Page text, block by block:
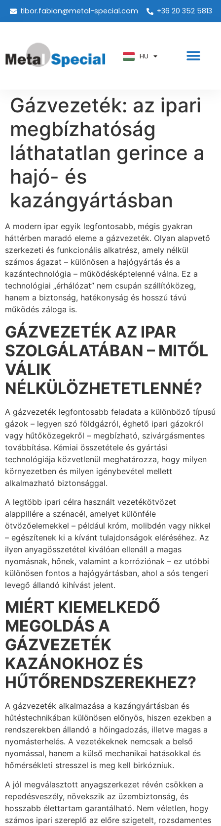
tibor.fabian@metal-special.com +36 20 352 5813
HU
PT
AR
Gázvezeték: az ipari
megbízhatóság
láthatatlan gerince a
hajó- és
kazángyártásban
A modern ipar egyik legfontosabb, mégis gyakran
háttérben maradó eleme a gázvezeték. Olyan alapvető
szerkezeti és funkcionális alkatrész, amely nélkül
számos ágazat – különösen a hajógyártás és a
kazántechnológia – működésképtelenné válna. Ez a
technológiai „érhálózat” nem csupán szállítóközeg,
hanem a biztonság, hatékonyság és hosszú távú
működés záloga is.
GÁZVEZETÉK AZ IPAR
SZOLGÁLATÁBAN – MITŐL
VÁLIK
NÉLKÜLÖZHETETLENNÉ?
A gázvezeték legfontosabb feladata a különböző típusú
gázok – legyen szó földgázról, éghető ipari gázokról
vagy hűtőközegekről – megbízható, szivárgásmentes
továbbítása. Kémiai összetétele és gyártási
technológiája közvetlenül meghatározza, hogy milyen
környezetben és milyen igénybevétel mellett
alkalmazható biztonsággal.
A legtöbb ipari célra használt vezetékötvözet
alappillére a szénacél, amelyet különféle
ötvözőelemekkel – például króm, molibdén vagy nikkel
– egészítenek ki a kívánt tulajdonságok eléréséhez. Az
ilyen anyagösszetétel kiválóan ellenáll a magas
nyomásnak, hőnek, valamint a korróziónak – ez utóbbi
különösen fontos a hajógyártásban, ahol a sós tengeri
levegő állandó kihívást jelent.
MIÉRT KIEMELKEDŐ
MEGOLDÁS A
GÁZVEZETÉK
KAZÁNOKHOZ ÉS
HŰTŐRENDSZEREKHEZ?
A gázvezeték alkalmazása a kazángyártásban és
hűtéstechnikában különösen előnyös, hiszen ezekben a
rendszerekben állandó a hőingadozás, illetve magas a
nyomásterhelés. A vezetékeknek nemcsak a belső
nyomással, hanem a külső mechanikai hatásokkal és
hőmérsékleti stresszel is meg kell birkózniuk.
A jól megválasztott anyagszerkezet révén csökken a
repedésveszély, növekszik az üzembiztonság, és
hosszabb élettartam garantálható. Nem véletlen, hogy
számos ipari szereplő az előre szigetelt, rozsdamentes